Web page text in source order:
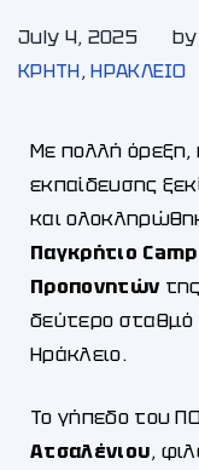
July 4, 2025
ΚΡΗΤΗ,ΗΡΑΚΛΕΙΟ
Με πολλή όρεξη,
εκπαίδευσης
και
Παγκρήτιο
Προπονητών της
δεύτερο
Ηράκλειο.
Το γήπεδο του
Ατσαλένιου,